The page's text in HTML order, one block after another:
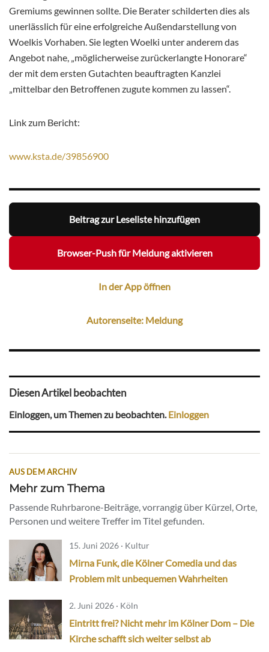
Gremiums gewinnen sollte. Die Berater schilderten dies als
unerlässlich für eine erfolgreiche Außendarstellung von
Woelkis Vorhaben. Sie legten Woelki unter anderem das
Angebot nahe, „möglicherweise zurückerlangte Honorare“
der mit dem ersten Gutachten beauftragten Kanzlei
„mittelbar den Betroffenen zugute kommen zu lassen“.
Link zum Bericht:
www.ksta.de/39856900
Beitrag zur Leseliste hinzufügen
Browser-Push für Meldung aktivieren
In der App öffnen
Autorenseite: Meldung
Diesen Artikel beobachten
Einloggen, um Themen zu beobachten.Einloggen
AUS DEM ARCHIV
Mehr zum Thema
Passende Ruhrbarone-Beiträge, vorrangig über Kürzel, Orte,
Personen und weitere Treffer im Titel gefunden.
15. Juni 2026 · Kultur
Mirna Funk, die Kölner Comedia und das
Problem mit unbequemen Wahrheiten
2. Juni 2026 · Köln
Eintritt frei? Nicht mehr im Kölner Dom – Die
Kirche schafft sich weiter selbst ab